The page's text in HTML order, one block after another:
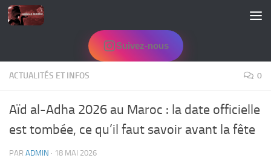
Skip to content
Suivez-nous
ACTUALITÉS ET INFOS 0
Aïd al-Adha 2026 au Maroc : la date officielle
est tombée, ce qu’il faut savoir avant la fête
PAR ADMIN · 18 MAI 2026